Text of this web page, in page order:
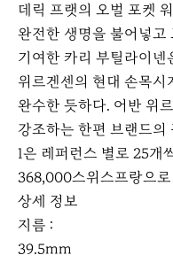
데릭 프랫의 오벌 포켓
완전한 생명을 불어넣고
기여한 카리 부틸라이
위르겐센의 현대 손목시
완수한 듯하다. 어반 위
강조하는 한편 브랜드
1은 레퍼런스 별로 25개
368,000스위스프랑으
상세 정보
지름 :
39.5mm